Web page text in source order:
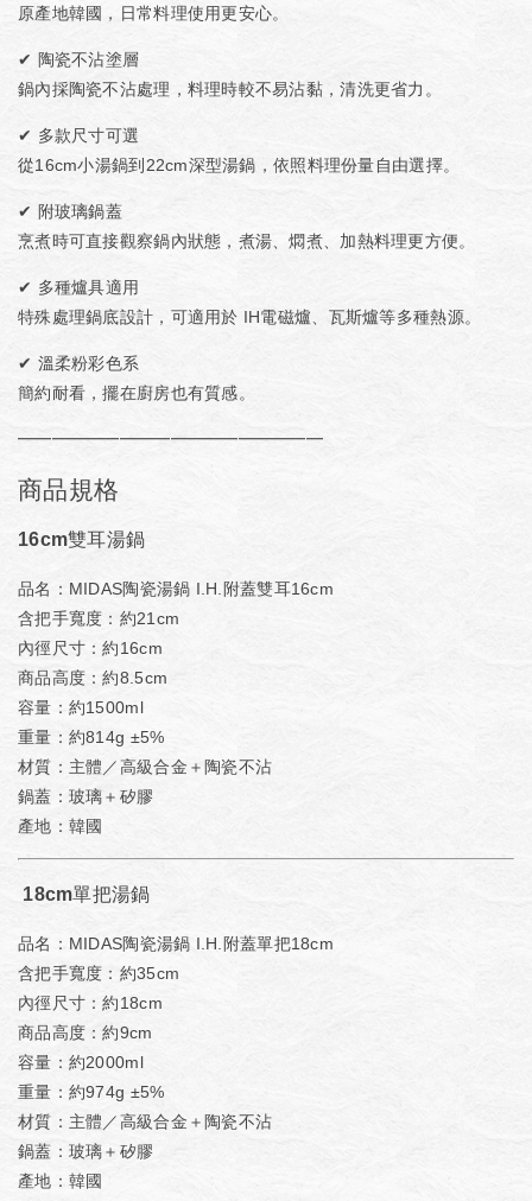
原產地韓國，日常料理使用更安心。
✔ 陶瓷不沾塗層
鍋內採陶瓷不沾處理，料理時較不易沾黏，清洗更省力。
✔ 多款尺寸可選
從16cm小湯鍋到22cm深型湯鍋，依照料理份量自由選擇。
✔ 附玻璃鍋蓋
烹煮時可直接觀察鍋內狀態，煮湯、燜煮、加熱料理更方便。
✔ 多種爐具適用
特殊處理鍋底設計，可適用於 IH電磁爐、瓦斯爐等多種熱源。
✔ 溫柔粉彩色系
簡約耐看，擺在廚房也有質感。
━━━━━━━━━━━━━━━━━━
商品規格
16cm雙耳湯鍋
品名：MIDAS陶瓷湯鍋 I.H.附蓋雙耳16cm
含把手寬度：約21cm
內徑尺寸：約16cm
商品高度：約8.5cm
容量：約1500ml
重量：約814g ±5%
材質：主體／高級合金＋陶瓷不沾
鍋蓋：玻璃＋矽膠
產地：韓國
18cm單把湯鍋
品名：MIDAS陶瓷湯鍋 I.H.附蓋單把18cm
含把手寬度：約35cm
內徑尺寸：約18cm
商品高度：約9cm
容量：約2000ml
重量：約974g ±5%
材質：主體／高級合金＋陶瓷不沾
鍋蓋：玻璃＋矽膠
產地：韓國